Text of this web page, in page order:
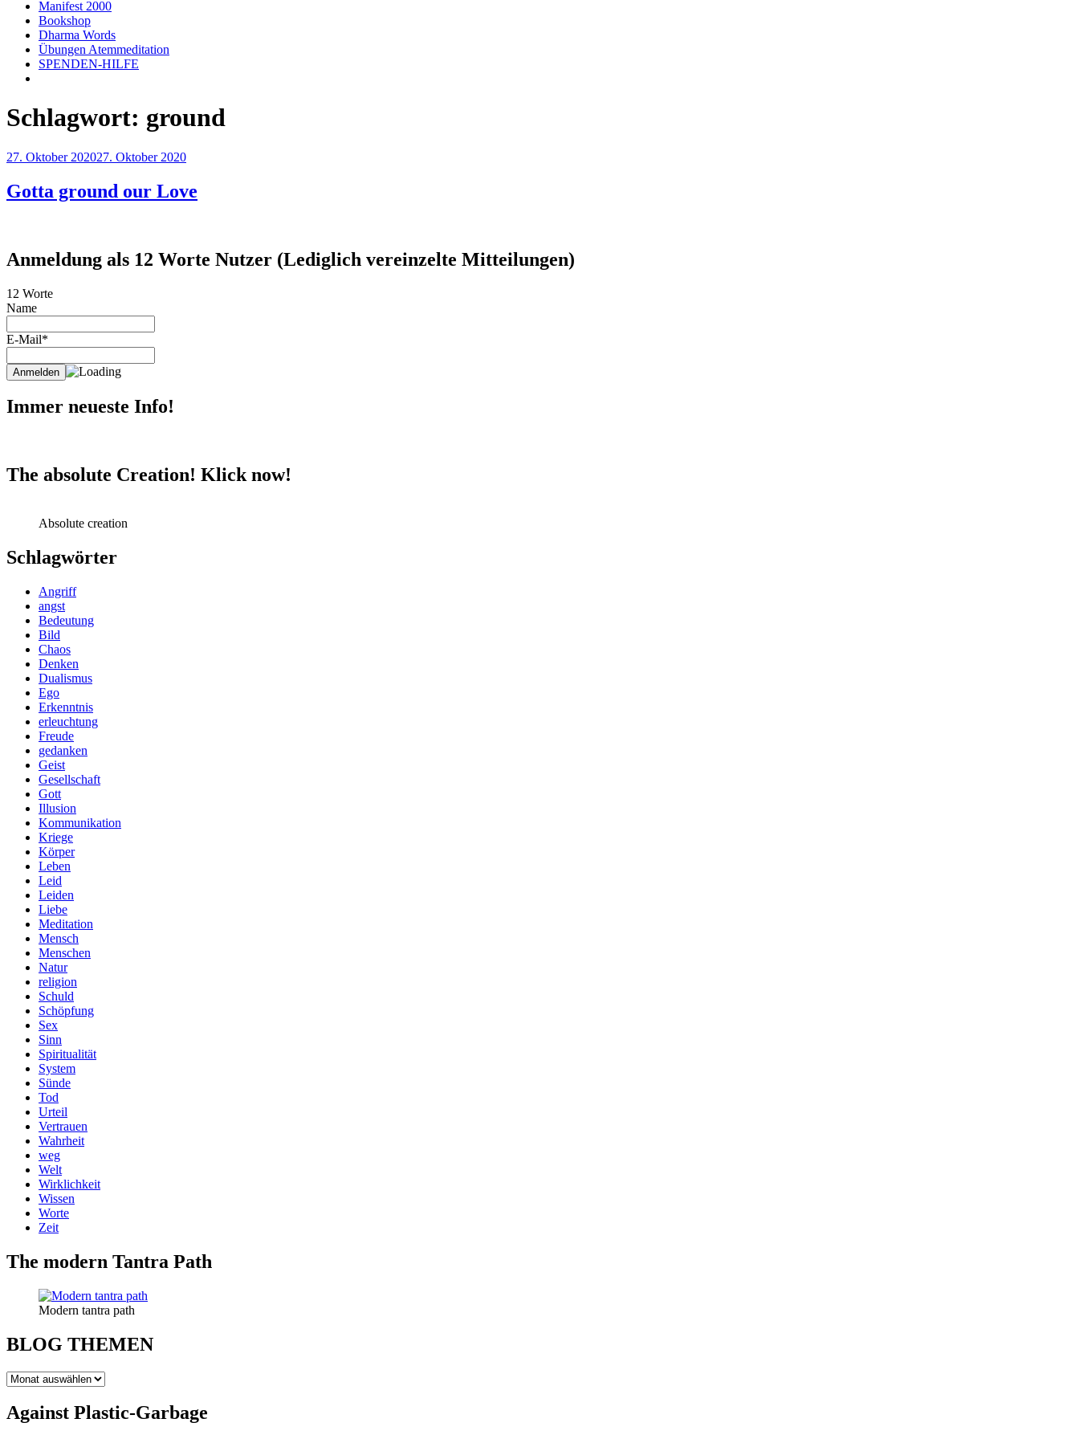
Manifest 2000
Bookshop
Dharma Words
Übungen Atemmeditation
SPENDEN-HILFE
Schlagwort: ground
Veröffentlicht
27. Oktober 202027. Oktober 2020
Gotta ground our Love
Anmeldung als 12 Worte Nutzer (Lediglich vereinzelte Mitteilungen)
12 Worte
Name
E-Mail*
Immer neueste Info!
The absolute Creation! Klick now!
Absolute creation
Schlagwörter
Angriff
angst
Bedeutung
Bild
Chaos
Denken
Dualismus
Ego
Erkenntnis
erleuchtung
Freude
gedanken
Geist
Gesellschaft
Gott
Illusion
Kommunikation
Kriege
Körper
Leben
Leid
Leiden
Liebe
Meditation
Mensch
Menschen
Natur
religion
Schuld
Schöpfung
Sex
Sinn
Spiritualität
System
Sünde
Tod
Urteil
Vertrauen
Wahrheit
weg
Welt
Wirklichkeit
Wissen
Worte
Zeit
The modern Tantra Path
Modern tantra path
BLOG THEMEN
BLOG
Against Plastic-Garbage